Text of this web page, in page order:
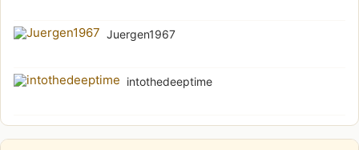
Juergen1967
intothedeeptime